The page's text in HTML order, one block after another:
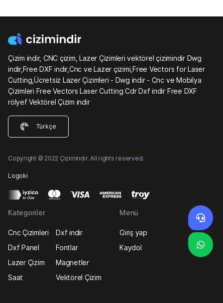
Çizim indir, CNC çizim, Lazer Çizimleri vektörel çizimindir Dwg
indir,Free DXF indir,Cnc ve Lazer çizimi,Free Vectors for Laser
Cutting,Ücretsiz Lazer Çizimleri - Dwg indir - Cnc ve Mobilya
Çizimleri Free Vectors Laser Cutting Cdr Dxf indir Free DXF
rölyef Vektörel Çizim indir
Türkçe
Copyright © 2022 Çizimindir. All rights reserved.
Logoki
Kategoriler
Cnc Çizimleri
Dxf indir
Dxf Panel
Fontlar
Lazer Çizim
Magnetler
Saat
Vektörel Çizim
Menü
Giriş yap
Kaydol